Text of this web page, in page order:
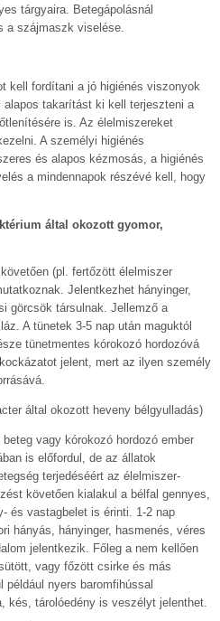
tárgyaira. Betegápolásnál
a szájmaszk viselése.
kell fordítani a jó higiénés viszonyok
alapos takarítást ki kell terjeszteni a
is. Az élelmiszereket
A személyi higiénés
és alapos kézmosás, a higiénés
a mindennapok részévé kell, hogy
által okozott gyomor,
(pl. fertőzött élelmiszer
Jelentkezhet hányinger,
görcsök társulnak. Jellemző a
A tünetek 3-5 nap után maguktól
tünetmentes kórokozó hordozóvá
jelent, mert az ilyen személy
által okozott heveny bélgyulladás)
beteg vagy kórokozó hordozó ember
is előfordul, de az állatok
terjedéséért az élelmiszer-
követően kialakul a bélfal gennyes,
és vastagbelet is érinti. 1-2 nap
hányás, hányinger, hasmenés, véres
jelentkezik. Főleg a nem kellően
vagy főzött csirke és más
például nyers baromfihússal
kés, tárolóedény is veszélyt jelenthet.